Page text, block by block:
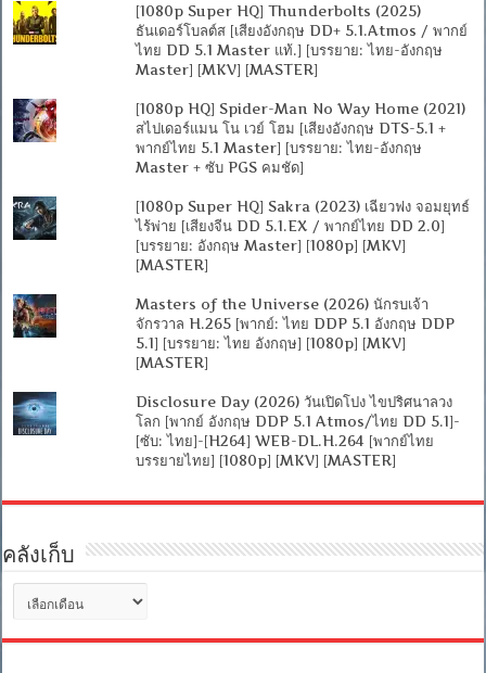
[1080p Super HQ] Thunderbolts (2025)
ธันเดอร์โบลต์ส [เสียงอังกฤษ DD+ 5.1.Atmos / พากย์
ไทย DD 5.1 Master แท้.] [บรรยาย: ไทย-อังกฤษ
Master] [MKV] [MASTER]
[1080p HQ] Spider-Man No Way Home (2021)
สไปเดอร์แมน โน เวย์ โฮม [เสียงอังกฤษ DTS-5.1 +
พากย์ไทย 5.1 Master] [บรรยาย: ไทย-อังกฤษ
Master + ซับ PGS คมชัด]
[1080p Super HQ] Sakra (2023) เฉียวฟง จอมยุทธ์
ไร้พ่าย [เสียงจีน DD 5.1.EX / พากย์ไทย DD 2.0]
[บรรยาย: อังกฤษ Master] [1080p] [MKV]
[MASTER]
Masters of the Universe (2026) นักรบเจ้า
จักรวาล H.265 [พากย์: ไทย DDP 5.1 อังกฤษ DDP
5.1] [บรรยาย: ไทย อังกฤษ] [1080p] [MKV]
[MASTER]
Disclosure Day (2026) วันเปิดโปง ไขปริศนาลวง
โลก [พากย์ อังกฤษ DDP 5.1 Atmos/ไทย DD 5.1]-
[ซับ: ไทย]-[H264] WEB-DL.H.264 [พากย์ไทย
บรรยายไทย] [1080p] [MKV] [MASTER]
คลังเก็บ
เก็บ